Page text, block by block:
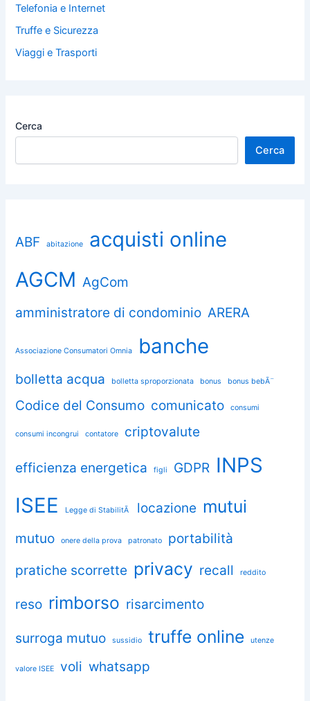
Telefonia e Internet
Truffe e Sicurezza
Viaggi e Trasporti
Cerca
Cerca
ABF abitazione
acquisti online
AGCM AgCom
amministratore di condominio ARERA
Associazione Consumatori Omnia banche
bolletta acqua bolletta sproporzionata bonus bonus bebÃ¨
Codice del Consumo comunicato consumi
consumi incongrui contatore criptovalute
efficienza energetica figli GDPR INPS
ISEE
Legge di StabilitÃ locazione mutui
mutuo onere della prova patronato
portabilità
pratiche scorrette privacy recall reddito
reso rimborso risarcimento
surroga mutuo sussidio truffe online utenze
valore ISEE voli whatsapp